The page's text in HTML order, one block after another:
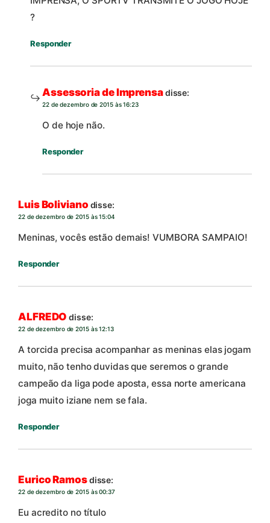
?
Responder
Assessoria de Imprensadisse:
22 de dezembro de 2015 às 16:23
O de hoje não.
Responder
Luis Boliviano disse:
22 de dezembro de 2015 às 15:04
Meninas, vocês estão demais! VUMBORA SAMPAIO!
Responder
ALFREDO disse:
22 de dezembro de 2015 às 12:13
A torcida precisa acompanhar as meninas elas jogam
muito, não tenho duvidas que seremos o grande
campeão da liga pode aposta, essa norte americana
joga muito iziane nem se fala.
Responder
Eurico Ramosdisse:
22 de dezembro de 2015 às 00:37
Eu acredito no título